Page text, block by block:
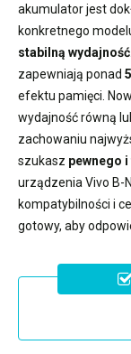
akumulator jest
konkretnego
stabilną wydajność
zapewniają ponad
efektu pamięci.
wydajność równą
zachowaniu
szukasz pewnego
urządzenia Vivo B-
kompatybilności i
gotowy, aby